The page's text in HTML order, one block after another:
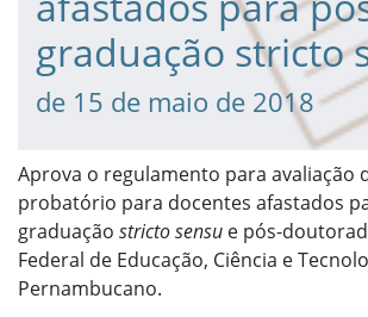
graduação stricto
de 15 de maio de 2018
Aprova o regulamento para avaliação
probatório para docentes afastados
graduação stricto sensu e pós-
Federal de Educação, Ciência e
Pernambucano.